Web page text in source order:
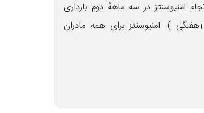
امنیوسنتز در سه ماههٔ دوم بارداری
میباشد( 18-15هفتگی ). آمنیوسنتز برای همه مادران